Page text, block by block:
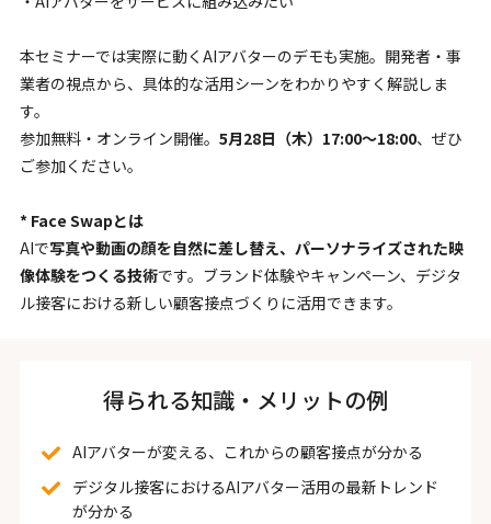
本セミナーでは実際に動くAIアバターのデモも実施。開発者・事
業者の視点から、具体的な活用シーンをわかりやすく解説しま
す。
参加無料・オンライン開催。 5月28日（木）17:00〜18:00、ぜひ
ご参加ください。
* Face Swapとは
AIで写真や動画の顔を自然に差し替え、パーソナライズされた映
像体験をつくる技術です。ブランド体験やキャンペーン、デジタ
ル接客における新しい顧客接点づくりに活用できます。
得られる知識・メリットの例
AIアバターが変える、これからの顧客接点が分かる
デジタル接客におけるAIアバター活用の最新トレンド
が分かる